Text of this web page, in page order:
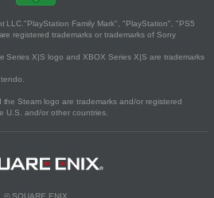
LLC."PlayStation Family Mark", "PlayStation", "PS5
registered trademarks or trademarks of Sony
Series X|S logo and XBOX Series X|S are trademarks
Steam logo are trademarks and/or registered
U.S. and/or other countries.
© SQUARE ENIX